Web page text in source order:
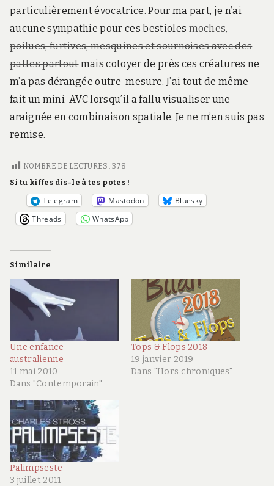
particulièrement évocatrice. Pour ma part, je n’ai
aucune sympathie pour ces bestiolesmoches,
poilues, furtives, mesquines et sournoises avec des
pattes partoutmais cotoyer de près ces créatures ne
m’a pas dérangée outre-mesure. J’ai tout de même
fait un mini-AVC lorsqu’il a fallu visualiser une
araignée en combinaison spatiale. Je ne m’en suis pas
remise.
NOMBRE DE LECTURES : 378
Si tu kiffes dis-le à tes potes !
Telegram Mastodon
Bluesky
Threads
WhatsApp
Similaire
Une enfance
australienne
11 mai 2010
Dans "Contemporain"
Tops & Flops 2018
19 janvier 2019
Dans "Hors chroniques"
Palimpseste
3 juillet 2011